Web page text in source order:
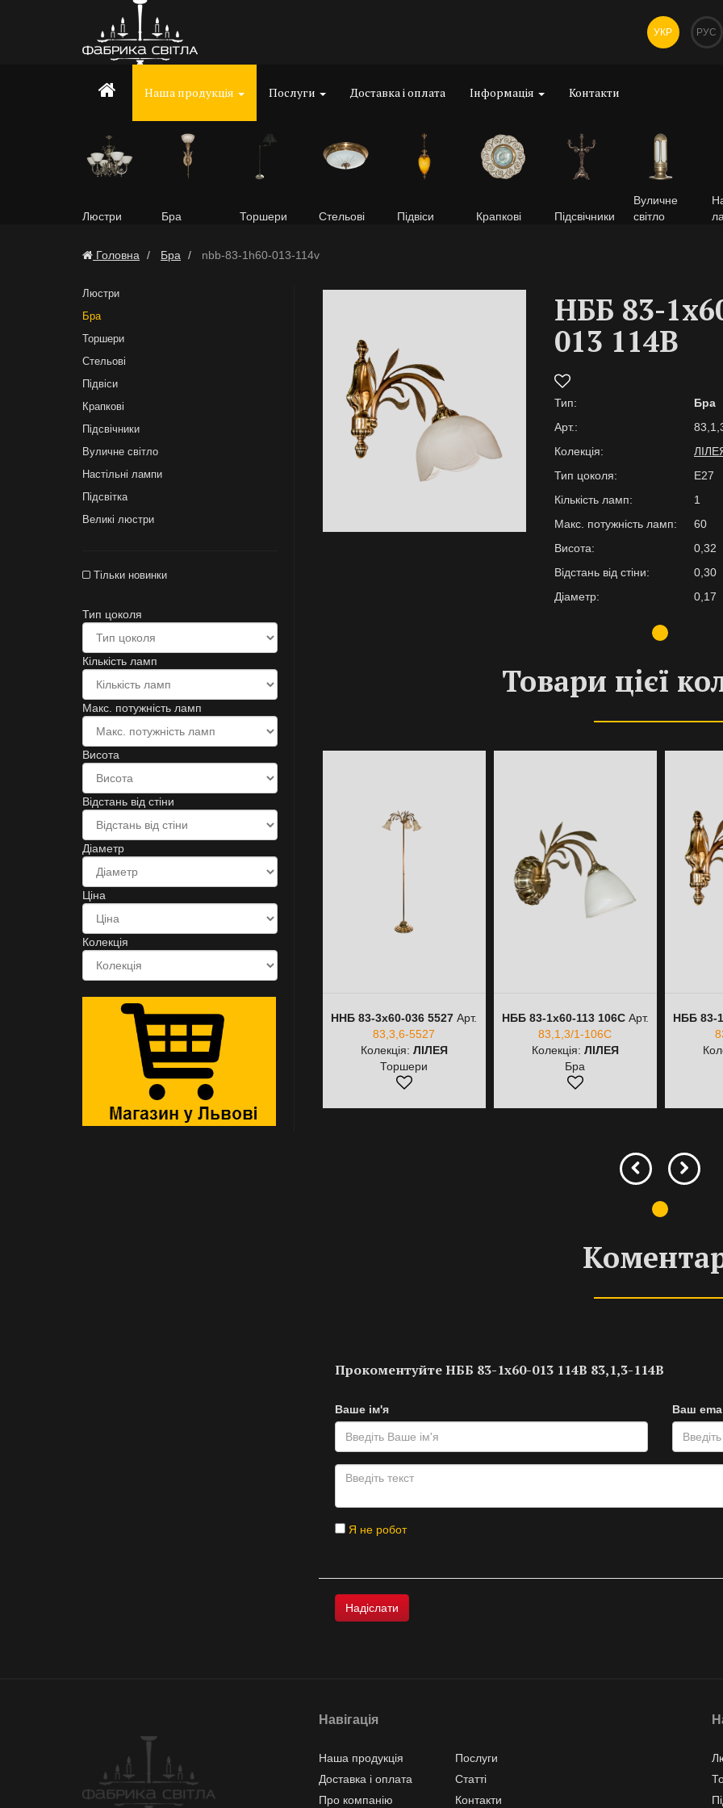
УКР РУС
Наша продукція Послуги Доставка і оплата Інформація Контакти
Люстри Бра Торшери Стельові Підвіси Крапкові Підсвічники
Вуличне
світло
Головна Бра nbb-83-1h60-013-114v
Люстри
Бра
Торшери
Стельові
Підвіси
Крапкові
Підсвічники
Вуличне світло
Настільні лампи
Підсвітка
Великі люстри
Тільки новинки
Тип цоколя
Кількість ламп
Макс. потужність ламп
Висота
Відстань від стіни
Діаметр
Ціна
Колекція
НББ 83-
013 114В
Тип:
Бра
Арт.:
Колекція:
Тип цоколя:
E27
Кількість ламп:
1
Макс. потужність ламп:
60
Висота:
0,32
Відстань від стіни:
0,30
Діаметр:
0,17
Товари цієї
ННБ 83-3х60-036 5527 Арт.
83,3,6-5527
Колекція: ЛІЛЕЯ
Торшери
НББ 83-1х60-113 106САрт.
83,1,3/1-106С
Колекція: ЛІЛЕЯ
Бра
НББ 83-
Прокоментуйте НББ 83-1х60-013 114В 83,1,3-114В
Ваше ім'я Ваш
Я не робот
Навігація
Наша продукція
Послуги
Доставка і оплата
Статті
Про компанію
Контакти